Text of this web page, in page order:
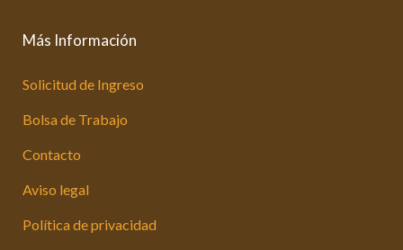
Más Información
Solicitud de Ingreso
Bolsa de Trabajo
Contacto
Aviso legal
Política de privacidad